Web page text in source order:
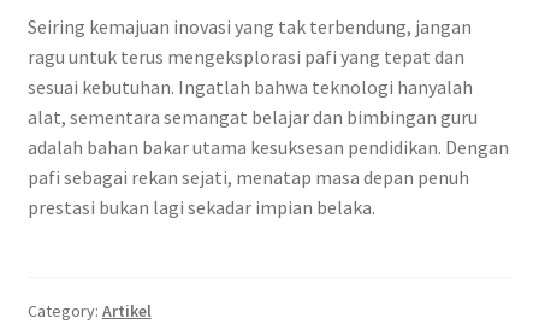
Seiring kemajuan inovasi yang tak terbendung, jangan
ragu untuk terus mengeksplorasi pafi yang tepat dan
sesuai kebutuhan. Ingatlah bahwa teknologi hanyalah
alat, sementara semangat belajar dan bimbingan guru
adalah bahan bakar utama kesuksesan pendidikan. Dengan
pafi sebagai rekan sejati, menatap masa depan penuh
prestasi bukan lagi sekadar impian belaka.
Category: Artikel